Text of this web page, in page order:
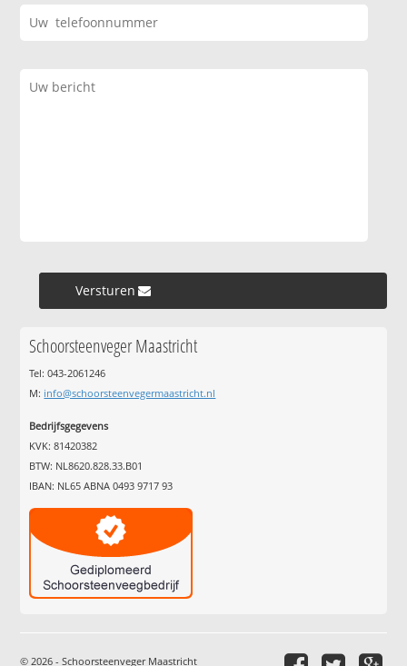
Versturen »
Schoorsteenveger Maastricht
Tel: 043-2061246
M: info@schoorsteenvegermaastricht.nl
Bedrijfsgegevens
KVK: 81420382
BTW: NL8620.828.33.B01
IBAN: NL65 ABNA 0493 9717 93
© 2026 - Schoorsteenveger Maastricht